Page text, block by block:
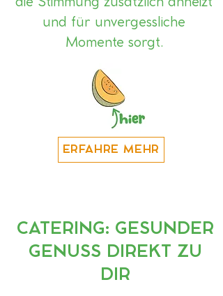
und für unvergessliche
Momente sorgt.
ERFAHRE MEHR
CATERING: GESUNDER
GENUSS DIREKT ZU
DIR